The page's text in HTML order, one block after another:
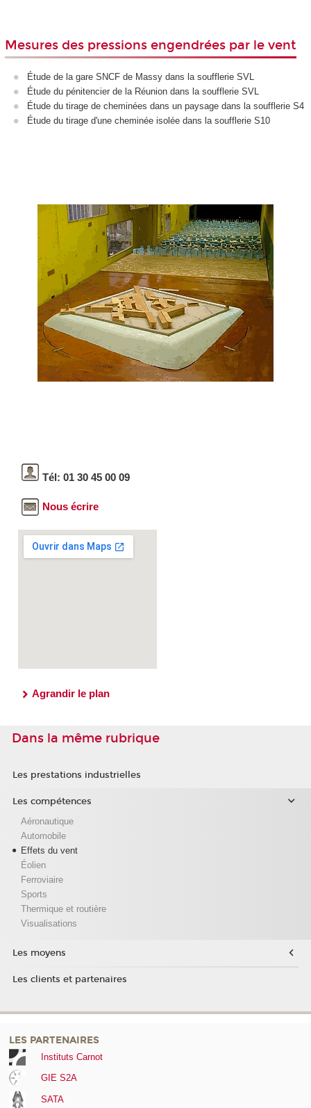
Mesures des pressions engendrées par le vent
Étude de la gare SNCF de Massy dans la soufflerie SVL
Étude du pénitencier de la Réunion dans la soufflerie SVL
Étude du tirage de cheminées dans un paysage dans la soufflerie S4
Étude du tirage d'une cheminée isolée dans la soufflerie S10
Tél: 01 30 45 00 09
Nous écrire
Agrandir le plan
Dans la même rubrique
Les prestations industrielles
Les compétences
Aéronautique
Automobile
Effets du vent
Éolien
Ferroviaire
Sports
Thermique et routière
Visualisations
Les moyens
Les clients et partenaires
LES PARTENAIRES
Instituts Carnot
GIE S2A
SATA